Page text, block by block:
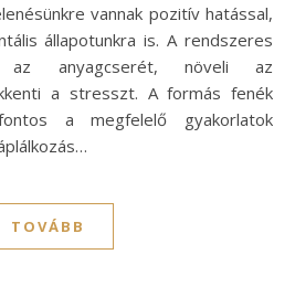
vannak pozitív hatással,
állapotunkra is. A rendszeres
az anyagcserét, növeli az
a stresszt. A formás fenék
a megfelelő gyakorlatok
TOVÁBB